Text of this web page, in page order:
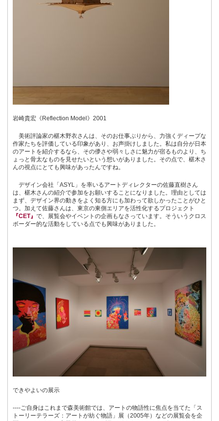
岩崎貴宏《Reflection Model》2001
美術評論家の椹木野衣さんは、そのお仕事ぶりから、力強くディープな
作家たちを評価している印象があり、お声掛けしました。私は自分が日本
のアートを紹介するなら、その儚さや弱々しさに魅力が宿るものより、ち
ょっと骨太なものを見せたいという想いがありました。その点で、椹木さ
んの視点にとても興味があったんですね。
デザイン会社「ASYL」を率いるアートディレクターの佐藤直樹さん
は、椹木さんの紹介で参加をお願いすることになりました。理由としては
まず、デザイン界の動きをよく知る方にも加わって欲しかったことがひと
つ。加えて佐藤さんは、東京の東側エリアを活性化するプロジェクト
『CET』 で、展覧会やイベントの企画もなさっています。そういうクロス
ボーダー的な活動をしている点でも興味がありました。
できやよいの展示
----ご自身はこれまで森美術館では、アートの物語性に焦点を当てた「ス
トーリーテラーズ：アートが紡ぐ物語」展（2005年）などの展覧会を企